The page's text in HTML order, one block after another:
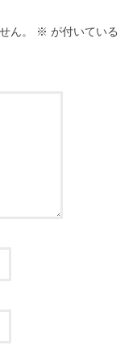
ん。 ※ が付いている